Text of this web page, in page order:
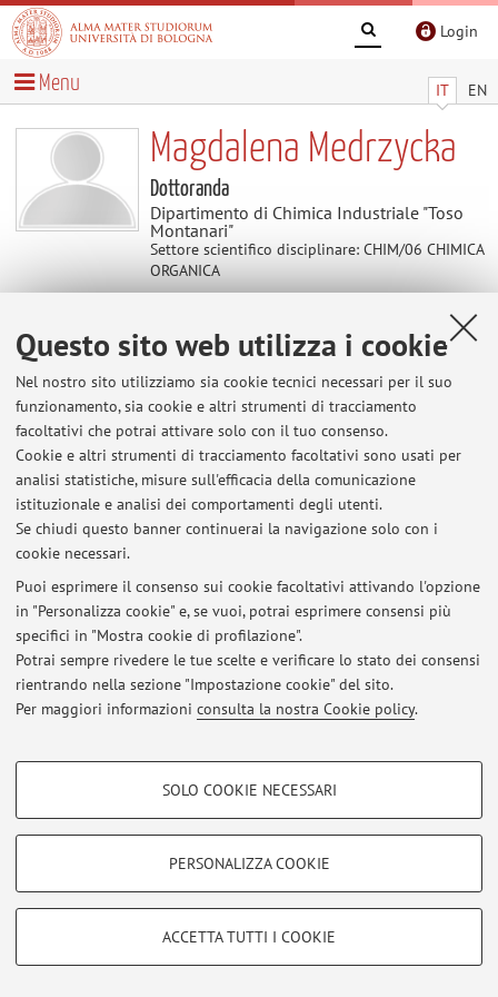
Questo sito web utilizza i cookie
Nel nostro sito utilizziamo sia cookie tecnici necessari per il suo
funzionamento, sia cookie e altri strumenti di tracciamento
facoltativi che potrai attivare solo con il tuo consenso.
Cookie e altri strumenti di tracciamento facoltativi sono usati per
analisi statistiche, misure sull'efficacia della comunicazione
istituzionale e analisi dei comportamenti degli utenti.
Se chiudi questo banner continuerai la navigazione solo con i
cookie necessari.
Puoi esprimere il consenso sui cookie facoltativi attivando l'opzione
in "Personalizza cookie" e, se vuoi, potrai esprimere consensi più
specifici in "Mostra cookie di profilazione".
Potrai sempre rivedere le tue scelte e verificare lo stato dei consensi
rientrando nella sezione "Impostazione cookie" del sito.
Per maggiori informazioni consulta la nostra Cookie policy.
COOKIE DI PROFILAZIONE - FACOLTATIVI
COOKIE TECNICI - NECESSARI
Si tratta di cookie tecnici utilizzati, a titolo esemplificativo, per il corretto
SOLO COOKIE NECESSARI
PERSONALIZZA COOKIE
ACCETTA TUTTI I COOKIE
Login
IT EN
Menu
Magdalena Medrzycka
Dottoranda
Dipartimento di Chimica Industriale "Toso
Montanari"
Settore scientifico disciplinare: CHIM/06 CHIMICA
ORGANICA
Contatti
E-mail: magdalena.medrzycka2@unibo.it
Dipartimento di Chimica Industriale "Toso Montanari"
Via Piero Gobetti 85, Bologna -Vai alla mappa
Ultimi avvisi
Al momento non sono presenti avvisi.
Accedi tramiteloginper gestire tutti i contenuti del sito.
© 2026 - ALMA MATER STUDIORUM - Università di Bologna - Via
Zamboni, 33 - 40126 Bologna - Partita IVA: 01131710376